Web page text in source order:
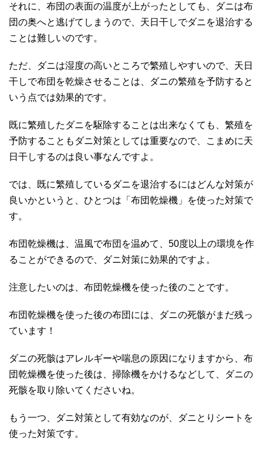
それに、布団の表面の温度が上がったとしても、ダニは布
団の奥へと逃げてしまうので、天日干しでダニを退治する
ことは難しいのです。
ただ、ダニは湿度の高いところで繁殖しやすいので、天日
干しで布団を乾燥させることは、ダニの繁殖を予防すると
いう点では効果的です。
既に繁殖したダニを駆除することは出来なくても、繁殖を
予防することもダニ対策としては重要なので、こまめに天
日干しするのは良い事なんですよ。
では、既に繁殖しているダニを退治するにはどんな対策が
良いかというと、ひとつは「布団乾燥機」を使った対策で
す。
布団乾燥機は、温風で布団を温めて、50度以上の環境を作
ることができるので、ダニ対策に効果的ですよ。
注意したいのは、布団乾燥機を使った後のことです。
布団乾燥機を使った後の布団には、ダニの死骸がまだ残っ
ています！
ダニの死骸はアレルギーや喘息の原因になりますから、布
団乾燥機を使った後は、掃除機をかけるなどして、ダニの
死骸を取り除いてくださいね。
もう一つ、ダニ対策として有効なのが、ダニとりシートを
使った対策です。